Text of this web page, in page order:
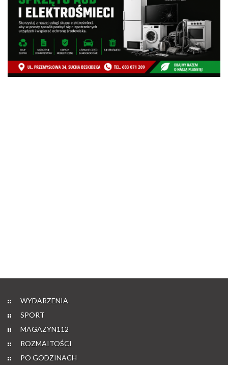
WYDARZENIA
SPORT
MAGAZYN112
ROZMAITOŚCI
PO GODZINACH